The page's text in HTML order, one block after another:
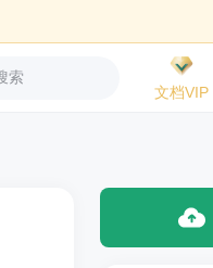
索
文档VIP